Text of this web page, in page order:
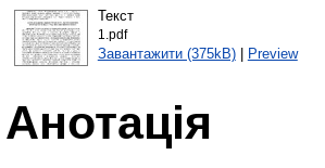
Текст
1.pdf
Завантажити (375kB)| Preview
Анотація